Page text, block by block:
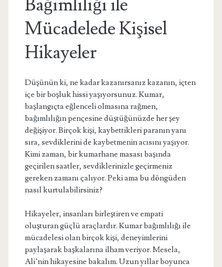
Bağımlılığı ile
Mücadelede Kişisel
Hikayeler
Düşünün ki, ne kadar kazanırsanız kazanın, içten
içe bir boşluk hissi yaşıyorsunuz. Kumar,
başlangıçta eğlenceli olmasına rağmen,
bağımlılığın pençesine düştüğünüzde her şey
değişiyor. Birçok kişi, kaybettikleri paranın yanı
sıra, sevdiklerini de kaybetmenin acısını yaşıyor.
Kimi zaman, bir kumarhane masası başında
geçirilen saatler, sevdiklerinizle geçirmeniz
gereken zamanı çalıyor. Peki ama bu döngüden
nasıl kurtulabilirsiniz?
Hikayeler, insanları birleştiren ve empati
oluşturan güçlü araçlardır. Kumar bağımlılığı ile
mücadelesi olan birçok kişi, deneyimlerini
paylaşarak başkalarına ilham veriyor. Mesela,
Ali’nin hikayesine bakalım. Uzun yıllar boyunca